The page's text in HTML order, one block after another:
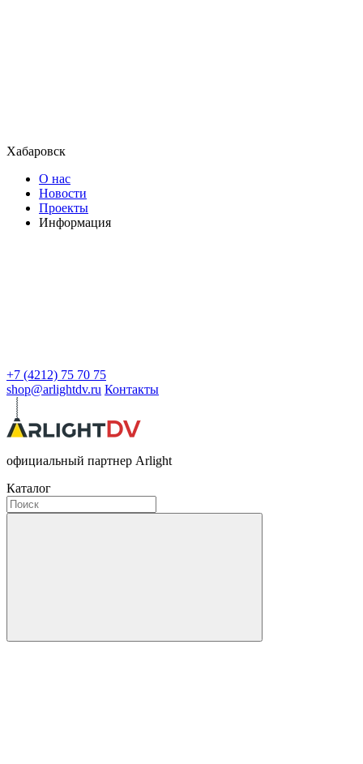
Хабаровск
О нас
Новости
Проекты
Информация
+7 (4212) 75 70 75
shop@arlightdv.ru Контакты
официальный партнер Arlight
Каталог